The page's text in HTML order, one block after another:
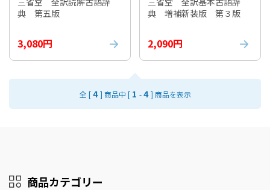
典 第五版
3,080円
典 増補新装版 第３版
2,090円
全 [ 4 ] 商品中 [ 1 - 4 ] 商品を表示
商品カテゴリー